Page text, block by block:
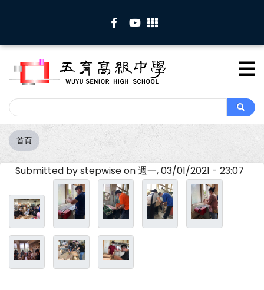
內
Search
Search
導
航
連
首頁
Submitted bystepwiseon週一, 03/01/2021 - 23:07